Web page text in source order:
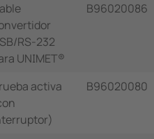
RS-232
UNIMET®
B96020086
activa
B96020080